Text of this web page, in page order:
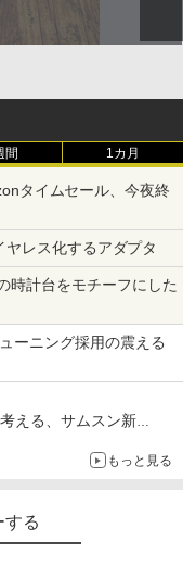
間 1カ月
タイムセール、今夜終
レス化するアダプタ
時計台をモチーフにした
ーニング採用の震える
える、サムスン新
もっと見る
する